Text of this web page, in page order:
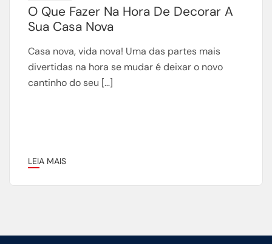
O Que Fazer Na Hora De Decorar A
Sua Casa Nova
Casa nova, vida nova! Uma das partes mais
divertidas na hora se mudar é deixar o novo
cantinho do seu […]
LEIA MAIS